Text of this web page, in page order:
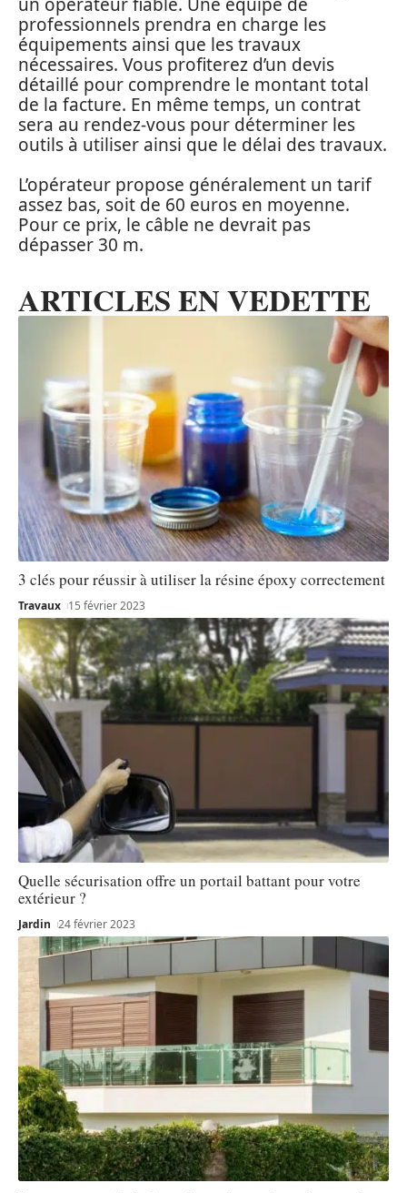
professionnels prendra en charge les
équipements ainsi que les travaux
nécessaires. Vous profiterez d’un devis
détaillé pour comprendre le montant total
de la facture. En même temps, un contrat
sera au rendez-vous pour déterminer les
outils à utiliser ainsi que le délai des travaux.
L’opérateur propose généralement un tarif
assez bas, soit de 60 euros en moyenne.
Pour ce prix, le câble ne devrait pas
dépasser 30 m.
ARTICLES EN VEDETTE
3 clés pour réussir à utiliser la résine époxy correctement
Travaux 15 février 2023
Quelle sécurisation offre un portail battant pour votre
extérieur ?
Jardin 24 février 2023